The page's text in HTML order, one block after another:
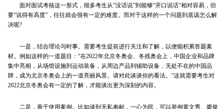
面对面试考核这一形式，很多考生从“没话说”到能够“开口说话”相对容易，但
要“说得有高度”，往往就会很有一定的难度。而对于这样的一个问题到底该怎么解
决呢?
一是，结合理论与时事。需要考生提前进行关注和了解，以便能积累答题素
材。例如这样的一道题目：“在2022年北京冬奥会、冬残奥会上，中国企业和品牌
集中亮相，从场馆设施到运动装备，从周边产品到辅助设备，无处不在的中国品
牌，成为北京冬奥会上的一道亮丽风景。请对此谈谈你的看法。”这就需要考生对
2022北京冬奥会有一定的了解，才能谈出更为深刻的内容。
二是，善于使用案例。比如谈到无私奉献，一心为民，可以举例黄文秀、廖俊